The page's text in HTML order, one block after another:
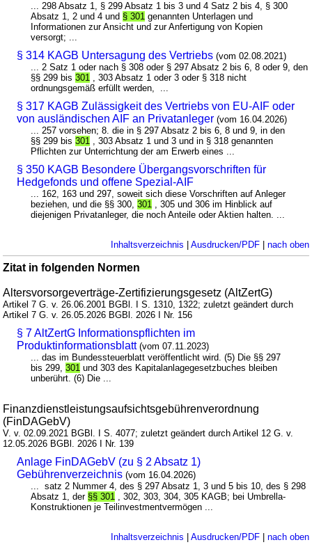
... 298 Absatz 1, § 299 Absatz 1 bis 3 und 4 Satz 2 bis 4, § 300
Absatz 1, 2 und 4 und § 301 genannten Unterlagen und
Informationen zur Ansicht und zur Anfertigung von Kopien
versorgt; ...
§ 314 KAGB Untersagung des Vertriebs (vom 02.08.2021)
... 2 Satz 1 oder nach § 308 oder § 297 Absatz 2 bis 6, 8 oder 9, den
§§ 299 bis301 , 303 Absatz 1 oder 3 oder § 318 nicht
ordnungsgemäß erfüllt werden, ...
§ 317 KAGB Zulässigkeit des Vertriebs von EU-AIF oder
von ausländischen AIF an Privatanleger (vom 16.04.2026)
... 257 vorsehen; 8. die in § 297 Absatz 2 bis 6, 8 und 9, in den
§§ 299 bis301 , 303 Absatz 1 und 3 und in § 318 genannten
Pflichten zur Unterrichtung der am Erwerb eines ...
§ 350 KAGB Besondere Übergangsvorschriften für
Hedgefonds und offene Spezial-AIF
... 162, 163 und 297, soweit sich diese Vorschriften auf Anleger
beziehen, und die §§ 300,301 , 305 und 306 im Hinblick auf
diejenigen Privatanleger, die noch Anteile oder Aktien halten. ...
Inhaltsverzeichnis Ausdrucken/PDF| nach oben
Zitat in folgenden Normen
Altersvorsorgeverträge-Zertifizierungsgesetz (AltZertG)
Artikel 7 G. v. 26.06.2001 BGBl. I S. 1310, 1322; zuletzt geändert durch
Artikel 7 G. v. 26.05.2026 BGBl. 2026 I Nr. 156
§ 7 AltZertG Informationspflichten im
Produktinformationsblatt (vom 07.11.2023)
... das im Bundessteuerblatt veröffentlicht wird. (5) Die §§ 297
bis 299,301 und 303 des Kapitalanlagegesetzbuches bleiben
unberührt. (6) Die ...
Finanzdienstleistungsaufsichtsgebührenverordnung
(FinDAGebV)
V. v. 02.09.2021 BGBl. I S. 4077; zuletzt geändert durch Artikel 12 G. v.
12.05.2026 BGBl. 2026 I Nr. 139
Anlage FinDAGebV (zu § 2 Absatz 1)
Gebührenverzeichnis (vom 16.04.2026)
... satz 2 Nummer 4, des § 297 Absatz 1, 3 und 5 bis 10, des § 298
Absatz 1, der §§ 301 , 302, 303, 304, 305 KAGB; bei Umbrella-
Konstruktionen je Teilinvestmentvermögen ...
Inhaltsverzeichnis Ausdrucken/PDF| nach oben